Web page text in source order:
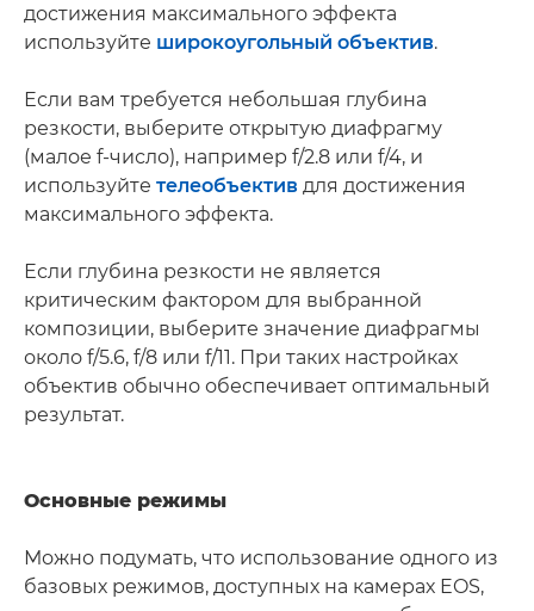
достижения максимального эффекта
используйте широкоугольный объектив.
Если вам требуется небольшая глубина
резкости, выберите открытую диафрагму
(малое f-число), например f/2.8 или f/4, и
используйте телеобъектив для достижения
максимального эффекта.
Если глубина резкости не является
критическим фактором для выбранной
композиции, выберите значение диафрагмы
около f/5.6, f/8 или f/11. При таких настройках
объектив обычно обеспечивает оптимальный
результат.
Основные режимы
Можно подумать, что использование одного из
базовых режимов, доступных на камерах EOS,